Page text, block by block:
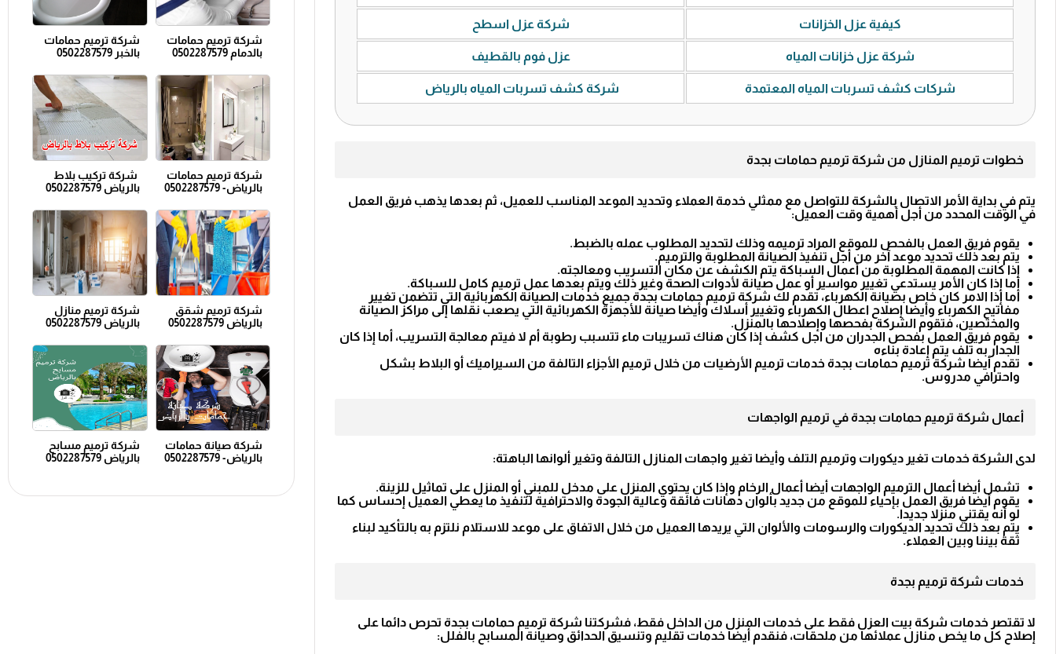
كيفية عزل الخزانات شركة عزل اسطح
شركة عزل خزانات المياه عزل فوم بالقطيف
شركات كشف تسربات المياه المعتمدة شركة كشف تسربات المياه بالرياض
خطوات ترميم المنازل من شركة ترميم حمامات بجدة
يتم في بداية الأمر الاتصال بالشركة للتواصل مع ممثلي خدمة العملاء وتحديد الموعد المناسب للعميل، ثم بعدها يذهب فريق العمل
في الوقت المحدد من أجل أهمية وقت العميل:
يقوم فريق العمل بالفحص للموقع المراد ترميمه وذلك لتحديد المطلوب عمله بالضبط.
يتم بعد ذلك تحديد موعد آخر من أجل تنفيذ الصيانة المطلوبة والترميم.
إذا كانت المهمة المطلوبة من أعمال السباكة يتم الكشف عن مكان التسريب ومعالجته.
أما إذا كان الأمر يستدعي تغيير مواسير أو عمل صيانة لأدوات الصحة وغير ذلك ويتم بعدها عمل ترميم كامل للسباكة.
أما إذا الامر كان خاص بصيانة الكهرباء، تقدم لك شركة ترميم حمامات بجدة جميع خدمات الصيانة الكهربائية التي تتضمن تغيير
مفاتيح الكهرباء وأيضا إصلاح اعطال الكهرباء وتغيير أسلاك وأيضا صيانة للأجهزة الكهربائية التي يصعب نقلها إلى مراكز الصيانة
والمختصين، فتقوم الشركة بفحصها وإصلاحها بالمنزل.
يقوم فريق العمل بفحص الجدران من اجل كشف إذا كان هناك تسريبات ماء تتسبب رطوبة أم لا فيتم معالجة التسريب، أما إذا كان
الجدار به تلف يتم إعادة بناءه
تقدم أيضا شركة ترميم حمامات بجدة خدمات ترميم الأرضيات من خلال ترميم الأجزاء التالفة من السيراميك أو البلاط بشكل
واحترافي مدروس.
أعمال شركة ترميم حمامات بجدة في ترميم الواجهات
لدى الشركة خدمات تغير ديكورات وترميم التلف وأيضا تغير واجهات المنازل التالفة وتغير ألوانها الباهتة:
تشمل أيضا أعمال الترميم الواجهات أيضا أعمال الرخام وإذا كان يحتوي المنزل على مدخل للمبني أو المنزل على تماثيل للزينة.
يقوم أيضا فريق العمل بإحياء للموقع من جديد بألوان دهانات فائقة وعالية الجودة والاحترافية لتنفيذ ما يعطي العميل إحساس كما
لو أنه يقتني منزلا جديدا.
يتم بعد ذلك تحديد الديكورات والرسومات والألوان التي يريدها العميل من خلال الاتفاق على موعد للاستلام نلتزم به بالتأكيد لبناء
ثقة بيننا وبين العملاء.
خدمات شركة ترميم بجدة
لا تقتصر خدمات شركة بيت العزل فقط على خدمات المنزل من الداخل فقط، فشركتنا شركة ترميم حمامات بجدة تحرص دائما على
إصلاح كل ما يخص منازل عملائها من ملحقات، فنقدم أيضا خدمات تقليم وتنسيق الحدائق وصيانة المسابح بالفلل:
شركة ترميم حمامات
بالدمام 0502287579
شركة ترميم حمامات
بالخبر 0502287579
شركة ترميم حمامات
بالرياض- 0502287579
شركة تركيب بلاط
بالرياض 0502287579
شركة ترميم شقق
بالرياض 0502287579
شركة ترميم منازل
بالرياض 0502287579
شركة صيانة حمامات
بالرياض- 0502287579
شركة ترميم مسابح
بالرياض 0502287579